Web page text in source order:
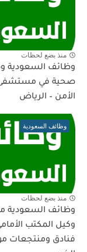
منذ بضع لحظات
وظائف السعودية
صحية في
الأمن – الرياض
وظائف السعودية
منذ بضع لحظات
وظائف السعودية
وكيل المكتب
فنادق ومنتجعات